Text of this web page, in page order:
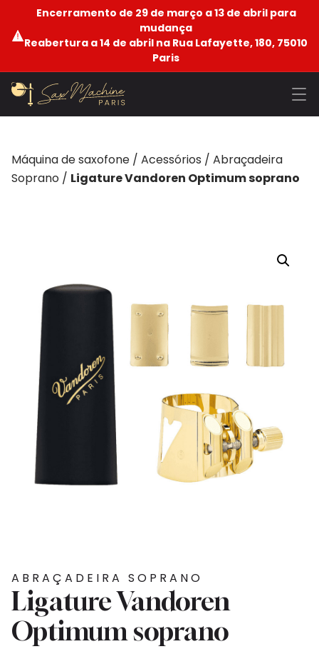
Encerramento de 29 de março a 13 de abril para
mudança
Reabertura a 14 de abril na Rua Lafayette, 180, 75010
Paris
Máquina de saxofone / Acessórios / Abraçadeira
Soprano / Ligature Vandoren Optimum soprano
ABRAÇADEIRA SOPRANO
Ligature Vandoren
Optimum soprano